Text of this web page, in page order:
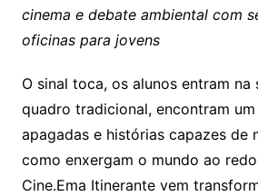
cinema e debate ambiental com
oficinas para jovens
O sinal toca, os alunos entram na
quadro tradicional, encontram
apagadas e histórias capazes de
como enxergam o mundo ao
Cine.Ema Itinerante vem